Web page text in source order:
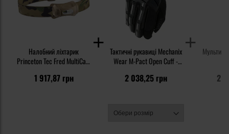
Налобний ліхтарик
Princeton Tec Fred MultiCam
1 917,87 грн
Тактичні рукавиці Mechanix
Wear M-Pact Open Cuff -
2 038,25 грн 2